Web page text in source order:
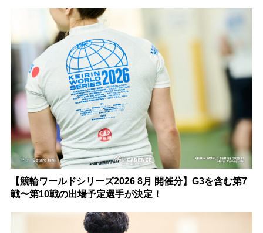
【競輪ワールドシリーズ2026 8月 開催分】G3を含む第7
戦〜第10戦の出場予定選手が決定！